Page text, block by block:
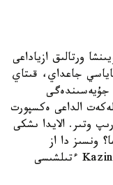
ورتالىق ازياداعى
جاعداي، قىتاي
جۇيەسىندەگى
الداعى ەكسپورت
وتىر. الايدا ىشكى
ونسىز دا از
ءوندىرىس كولەمىن قالاي ۇلعايتپاق؟ Kazinform ءتىلشىسى